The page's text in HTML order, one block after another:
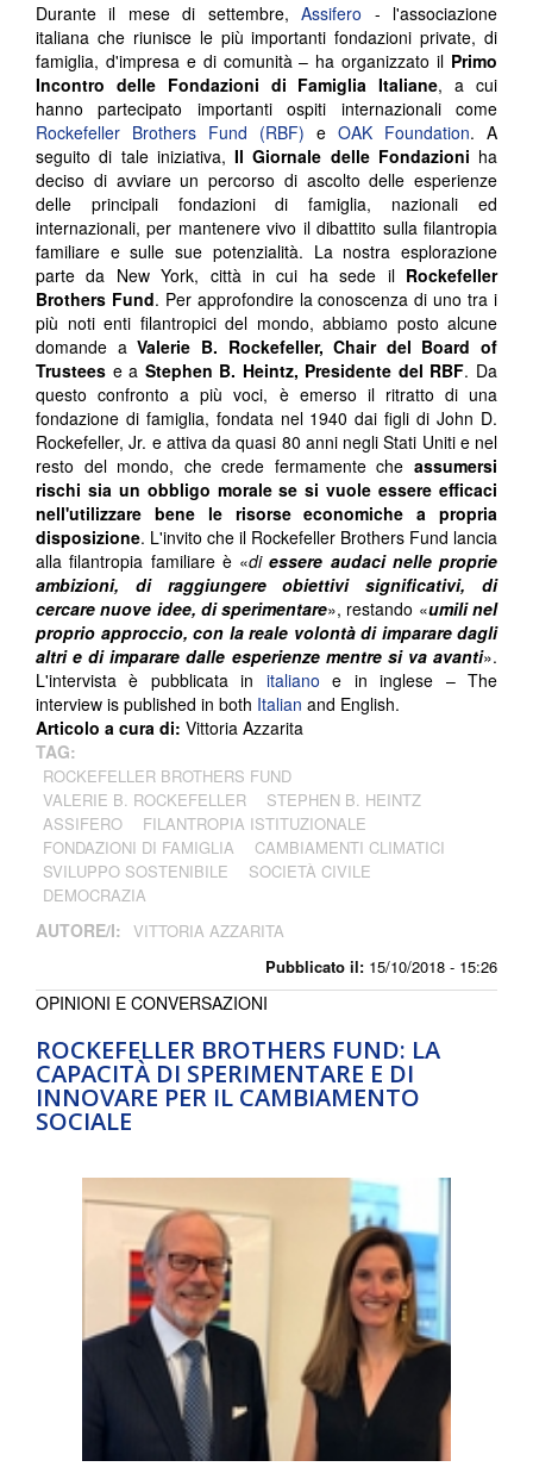
Pubblicato il: 15/10/2018 - 15:26
Durante il mese di settembre,Assifero - l'associazione
italiana che riunisce le più importanti fondazioni private, di
famiglia, d'impresa e di comunità – ha organizzato il Primo
Incontro delle Fondazioni di Famiglia Italiane, a cui
hanno partecipato importanti ospiti internazionali come
Rockefeller Brothers Fund (RBF) e OAK Foundation. A
seguito di tale iniziativa, Il Giornale delle Fondazioni ha
deciso di avviare un percorso di ascolto delle esperienze
delle principali fondazioni di famiglia, nazionali ed
internazionali, per mantenere vivo il dibattito sulla filantropia
familiare e sulle sue potenzialità. La nostra esplorazione
parte da New York, città in cui ha sede il Rockefeller
Brothers Fund. Per approfondire la conoscenza di uno tra i
più noti enti filantropici del mondo, abbiamo posto alcune
domande aValerie B. Rockefeller, Chair del Board of
Trustees e a Stephen B. Heintz, Presidente del RBF. Da
questo confronto a più voci, è emerso il ritratto di una
fondazione di famiglia, fondata nel 1940 dai figli di John D.
Rockefeller, Jr. e attiva da quasi 80 anni negli Stati Uniti e nel
resto del mondo, che crede fermamente che assumersi
rischi sia un obbligo morale se si vuole essere efficaci
nell'utilizzare bene le risorse economiche a propria
disposizione. L'invito che il Rockefeller Brothers Fund lancia
alla filantropia familiare è «diessere audaci nelle proprie
ambizioni, di raggiungere obiettivi significativi, di
cercare nuove idee, di sperimentare», restando «umili nel
proprio approccio, con la reale volontà di imparare dagli
altri e di imparare dalle esperienze mentre si va avanti».
L'intervista è pubblicata in italiano e in inglese – The
interview is published in both Italian and English.
Articolo a cura di: Vittoria Azzarita
TAG:
ROCKEFELLER BROTHERS FUND
VALERIE B. ROCKEFELLER
STEPHEN B. HEINTZ
ASSIFERO
FILANTROPIA ISTITUZIONALE
FONDAZIONI DI FAMIGLIA
CAMBIAMENTI CLIMATICI
SVILUPPO SOSTENIBILE
SOCIETÀ CIVILE
DEMOCRAZIA
AUTORE/I: VITTORIA AZZARITA
ROCKEFELLER BROTHERS FUND: LA
CAPACITÀ DI SPERIMENTARE E DI
INNOVARE PER IL CAMBIAMENTO
SOCIALE
OPINIONI E CONVERSAZIONI